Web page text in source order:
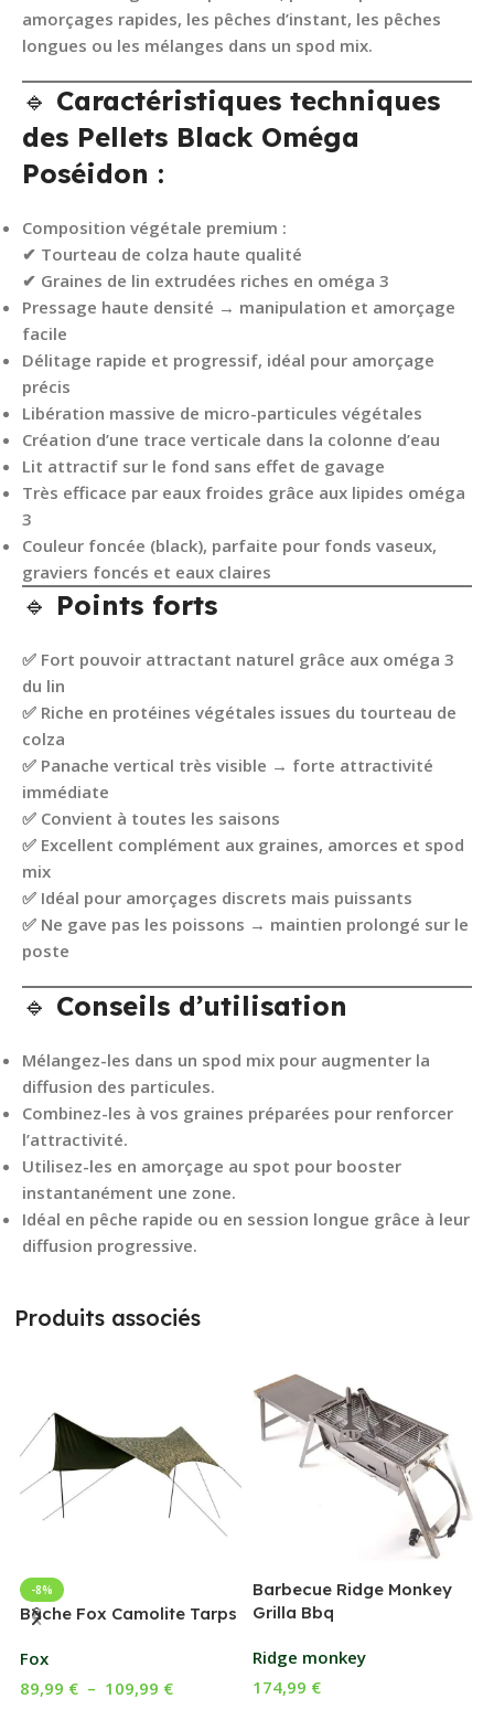
amorçages rapides, les pêches d’instant, les pêches
longues ou les mélanges dans un spod mix.
🔹 Caractéristiques techniques
des Pellets Black Oméga
Poséidon :
Composition végétale premium :
✔ Tourteau de colza haute qualité
✔ Graines de lin extrudées riches en oméga 3
Pressage haute densité → manipulation et amorçage
facile
Délitage rapide et progressif, idéal pour amorçage
précis
Libération massive de micro-particules végétales
Création d’une trace verticale dans la colonne d’eau
Lit attractif sur le fond sans effet de gavage
Très efficace par eaux froides grâce aux lipides oméga
3
Couleur foncée (black), parfaite pour fonds vaseux,
graviers foncés et eaux claires
🔹 Points forts
✅ Fort pouvoir attractant naturel grâce aux oméga 3
du lin
✅ Riche en protéines végétales issues du tourteau de
colza
✅ Panache vertical très visible → forte attractivité
immédiate
✅ Convient à toutes les saisons
✅ Excellent complément aux graines, amorces et spod
mix
✅ Idéal pour amorçages discrets mais puissants
✅ Ne gave pas les poissons → maintien prolongé sur le
poste
🔹 Conseils d’utilisation
Mélangez-les dans un spod mix pour augmenter la
diffusion des particules.
Combinez-les à vos graines préparées pour renforcer
l’attractivité.
Utilisez-les en amorçage au spot pour booster
instantanément une zone.
Idéal en pêche rapide ou en session longue grâce à leur
diffusion progressive.
Produits associés
-8%
Bâche Fox Camolite Tarps
Fox
89,99 € – 109,99 €
Barbecue Ridge Monkey
Grilla Bbq
Ridge monkey
174,99 €